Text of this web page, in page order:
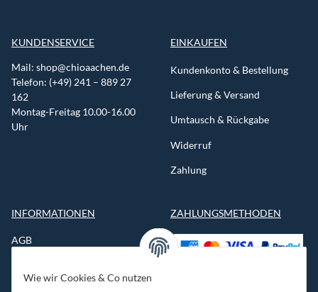
Wie wir Cookies & Co nutzen
KUNDENSERVICE
Mail: shop@chioaachen.de
Telefon: (+49) 241 – 889 27
162
Montag-Freitag 10.00-16.00
Uhr
EINKAUFEN
Kundenkonto & Bestellung
Lieferung & Versand
Umtausch & Rückgabe
Widerruf
Zahlung
INFORMATIONEN
AGB
ZAHLUNGSMETHODEN